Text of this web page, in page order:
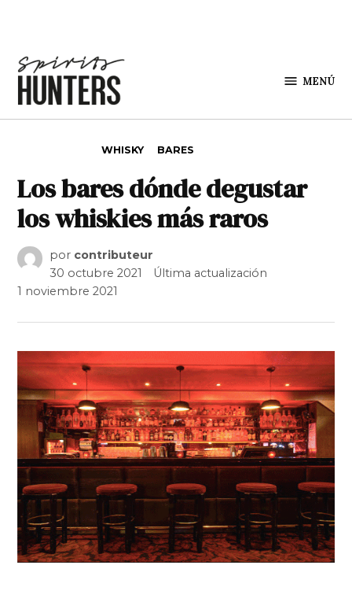
MENÚ
WHISKY BARES
Los bares dónde degustar
los whiskies más raros
por contributeur
30 octubre 2021
Última actualización
1 noviembre 2021